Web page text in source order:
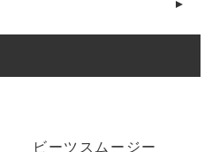
ビーツスムージー